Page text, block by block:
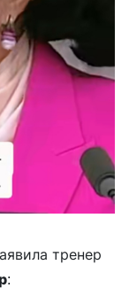
тренер
: